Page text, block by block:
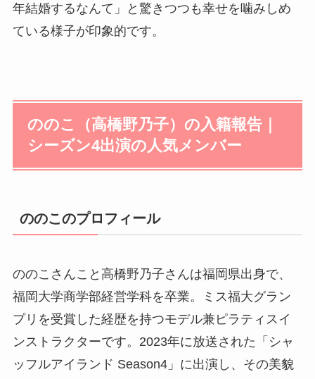
年結婚するなんて」と驚きつつも幸せを噛みしめ
ている様子が印象的です。
ののこ（高橋野乃子）の入籍報告｜
シーズン4出演の人気メンバー
ののこのプロフィール
ののこさんこと高橋野乃子さんは福岡県出身で、
福岡大学商学部経営学科を卒業。ミス福大グラン
プリを受賞した経歴を持つモデル兼ピラティスイ
ンストラクターです。2023年に放送された「シャ
ッフルアイランド Season4」に出演し、その美貌